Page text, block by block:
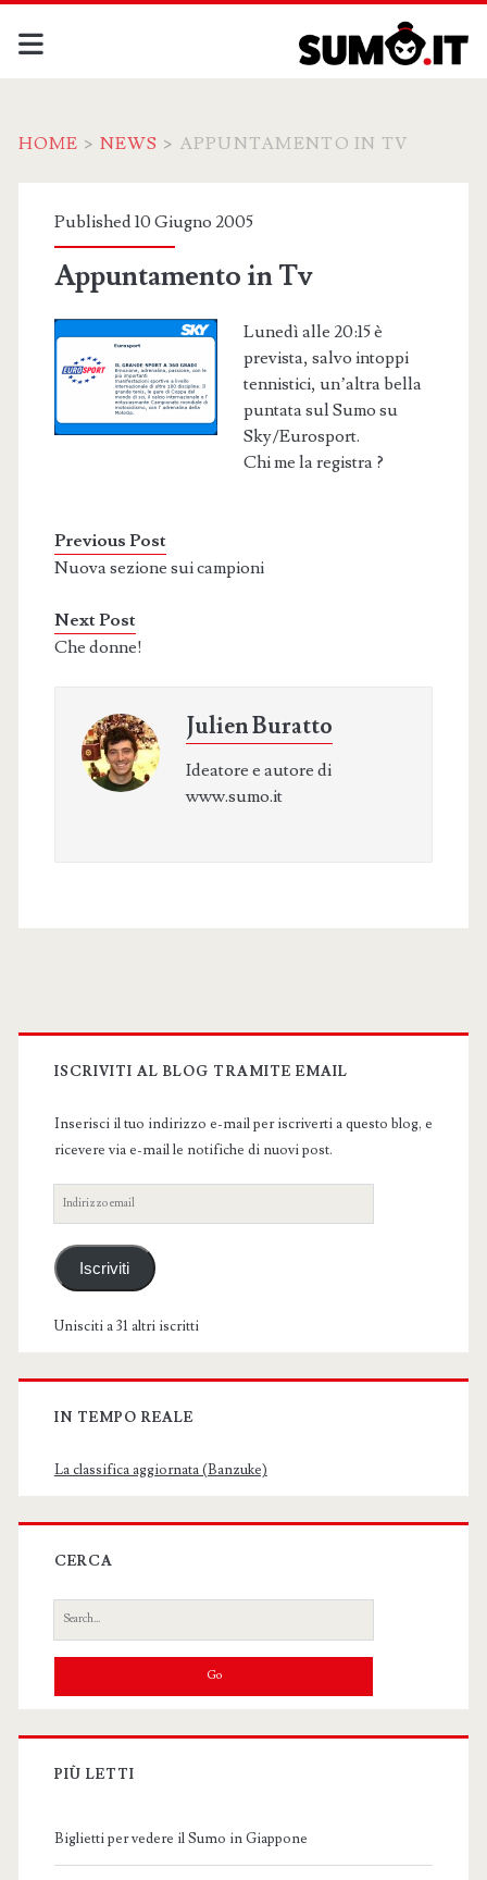
HOME > NEWS > APPUNTAMENTO IN TV
Published 10 Giugno 2005
Appuntamento in Tv
Lunedì alle 20:15 è
prevista, salvo intoppi
tennistici, un’altra bella
puntata sul Sumo su
Sky/Eurosport.
Chi me la registra ?
Previous Post
Nuova sezione sui campioni
Next Post
Che donne!
Julien Buratto
Ideatore e autore di
www.sumo.it
Primary
Sidebar
ISCRIVITI AL BLOG TRAMITE EMAIL
Inserisci il tuo indirizzo e-mail per iscriverti a questo blog, e
ricevere via e-mail le notifiche di nuovi post.
Indirizzo
email
Iscriviti
Unisciti a 31 altri iscritti
IN TEMPO REALE
La classifica aggiornata (Banzuke)
CERCA
Search
for:
PIÙ LETTI
Biglietti per vedere il Sumo in Giappone